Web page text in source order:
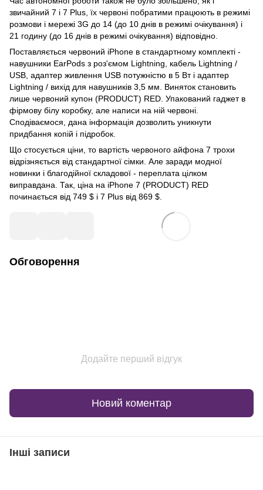
звичайний 7 і 7 Plus, їх червоні побратими працюють в режимі
розмови і мережі 3G до 14 (до 10 днів в режимі очікування) і
21 годину (до 16 днів в режимі очікування) відповідно.
Поставляється червоний iPhone в стандартному комплекті -
навушники EarPods з роз'ємом Lightning, кабель Lightning /
USB, адаптер живлення USB потужністю в 5 Вт і адаптер
Lightning / вихід для навушників 3,5 мм. Виняток становить
лише червоний купон (PRODUCT) RED. Упакований гаджет в
фірмову білу коробку, але написи на ній червоні.
Сподіваємося, дана інформація дозволить уникнути
придбання копій і підробок.
Що стосується ціни, то вартість червоного айфона 7 трохи
відрізняється від стандартної сімки. Але заради модної
новинки і благодійної складової - переплата цілком
виправдана. Так, ціна на iPhone 7 (PRODUCT) RED
починається від 749 $ і 7 Plus від 869 $.
Обговорення
Додайте перший відгук
Новий коментар
Інші записи